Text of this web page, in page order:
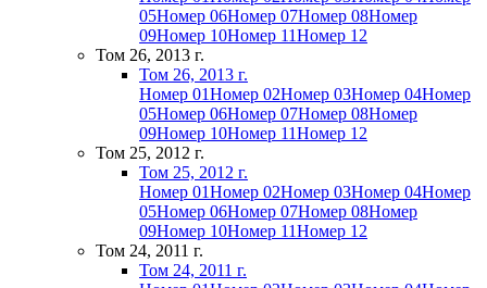
05Номер 06Номер 07Номер 08Номер
09Номер 10Номер 11Номер 12
Том 26, 2013 г.
Том 26, 2013 г.
Номер 01Номер 02Номер 03Номер 04Номер
05Номер 06Номер 07Номер 08Номер
09Номер 10Номер 11Номер 12
Том 25, 2012 г.
Том 25, 2012 г.
Номер 01Номер 02Номер 03Номер 04Номер
05Номер 06Номер 07Номер 08Номер
09Номер 10Номер 11Номер 12
Том 24, 2011 г.
Том 24, 2011 г.